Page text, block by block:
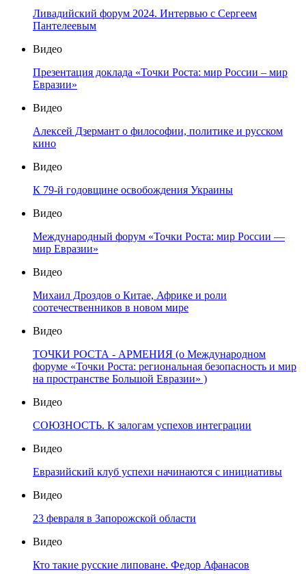
Ливадийский форум 2024. Интервью с Сергеем
Пантелеевым
Видео
Презентация доклада «Точки Роста: мир России – мир
Евразии»
Видео
Алексей Дзермант о философии, политике и русском
кино
Видео
К 79-й годовщине освобождения Украины
Видео
Международный форум «Точки Роста: мир России —
мир Евразии»
Видео
Михаил Дроздов о Китае, Африке и роли
соотечественников в новом мире
Видео
ТОЧКИ РОСТА - АРМЕНИЯ (о Международном
форуме «Точки Роста: региональная безопасность и мир
на пространстве Большой Евразии» )
Видео
СОЮЗНОСТЬ. К залогам успехов интеграции
Видео
Евразийский клуб успехи начинаются с инициативы
Видео
23 февраля в Запорожской области
Видео
Кто такие русские липоване. Федор Афанасов